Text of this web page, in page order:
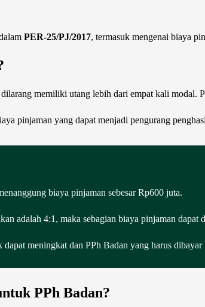
PER-25/PJ/2017, termasuk mengenai biaya
memiliki utang lebih dari empat kali modal.
pinjaman yang dapat menjadi pengurang
biaya pinjaman sebesar Rp600 juta.
adalah 4:1, maka sebagian biaya pinjaman
meningkat dan PPh Badan yang harus dibayar
PPh Badan?